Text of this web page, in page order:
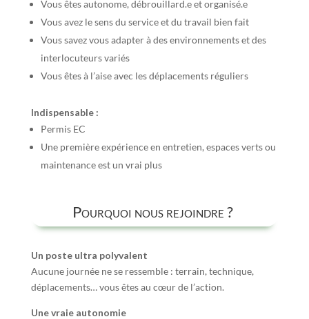
Vous êtes autonome, débrouillard.e et organisé.e
Vous avez le sens du service et du travail bien fait
Vous savez vous adapter à des environnements et des
interlocuteurs variés
Vous êtes à l’aise avec les déplacements réguliers
Indispensable :
Permis EC
Une première expérience en entretien, espaces verts ou
maintenance est un vrai plus
Pourquoi nous rejoindre ?
Un poste ultra polyvalent
Aucune journée ne se ressemble : terrain, technique,
déplacements… vous êtes au cœur de l’action.
Une vraie autonomie